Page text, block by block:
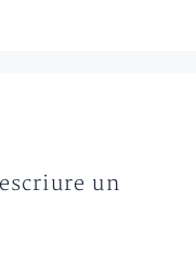
un